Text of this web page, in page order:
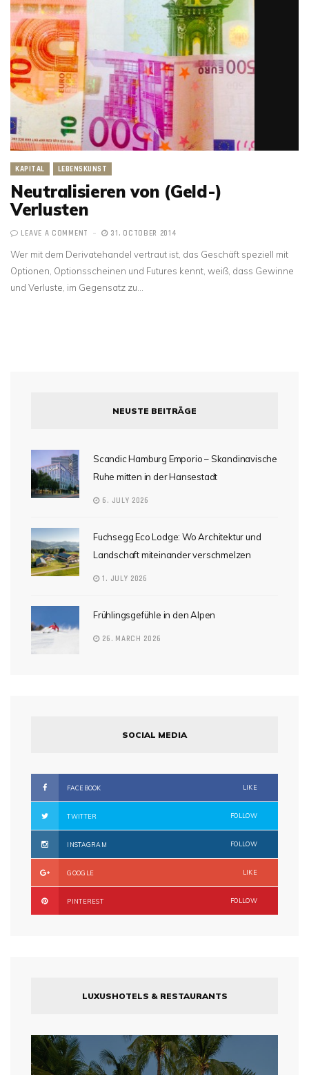
KAPITAL LEBENSKUNST
Neutralisieren von (Geld-)
Verlusten
LEAVE A COMMENT 31. OCTOBER 2014
Wer mit dem Derivatehandel vertraut ist, das Geschäft speziell mit
Optionen, Optionsscheinen und Futures kennt, weiß, dass Gewinne
und Verluste, im Gegensatz zu…
NEUSTE BEITRÄGE
Scandic Hamburg Emporio – Skandinavische
Ruhe mitten in der Hansestadt
6. JULY 2026
Fuchsegg Eco Lodge: Wo Architektur und
Landschaft miteinander verschmelzen
1. JULY 2026
Frühlingsgefühle in den Alpen
26. MARCH 2026
SOCIAL MEDIA
FACEBOOK LIKE
TWITTER FOLLOW
INSTAGRAM FOLLOW
GOOGLE LIKE
PINTEREST FOLLOW
LUXUSHOTELS & RESTAURANTS